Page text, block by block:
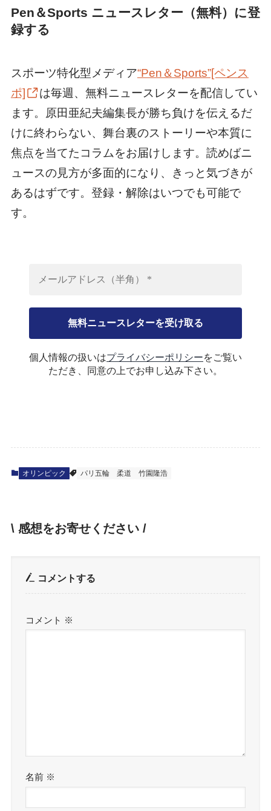
Pen＆Sports ニュースレター（無料）に登
録する
スポーツ特化型メディア“Pen＆Sports”[ペンス
ポ]
は毎週、無料ニュースレターを配信してい
ます。原田亜紀夫編集長が勝ち負けを伝えるだ
けに終わらない、舞台裏のストーリーや本質に
焦点を当てたコラムをお届けします。読めばニ
ュースの見方が多面的になり、きっと気づきが
あるはずです。登録・解除はいつでも可能で
す。
個人情報の扱いはプライバシーポリシーをご覧い
ただき、同意の上でお申し込み下さい。
オリンピック パリ五輪 柔道 竹園隆浩
\ 感想をお寄せください /
コメントする
コメント ※
名前 ※